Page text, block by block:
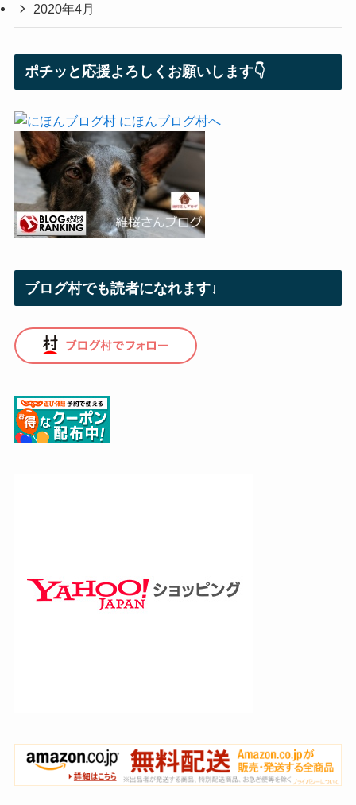
2020年4月
ポチッと応援よろしくお願いします👇
ブログ村でも読者になれます↓